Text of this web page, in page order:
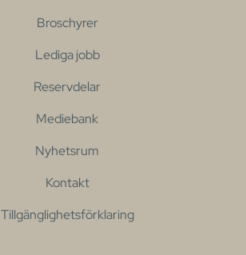
Broschyrer
Lediga jobb
Reservdelar
Mediebank
Nyhetsrum
Kontakt
Tillgänglighetsförklaring